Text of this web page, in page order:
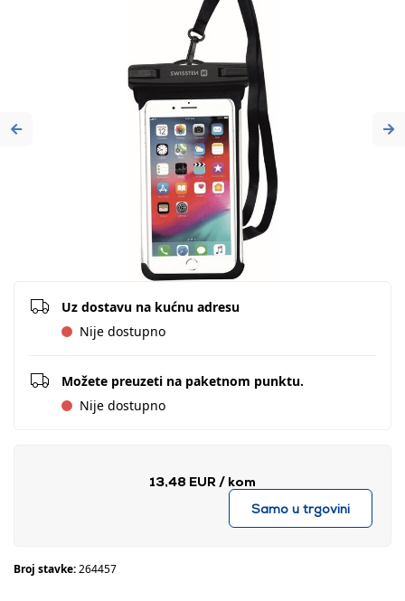
Previous
Uz dostavu na kućnu adresu
Nije dostupno
Možete preuzeti na paketnom punktu.
Nije dostupno
13,48 EUR / kom
Samo u trgovini
Broj stavke:264457